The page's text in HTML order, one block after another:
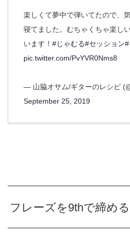
楽しくて夢中で弾いてたので、
寝てました。むちゃくちゃ楽し
います！ #じゃむる#セッション
pic.twitter.com/PvYVR0Nms8
— 山脇オサム/ギターのレシピ
September 25, 2019
フレーズを9thで締める